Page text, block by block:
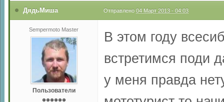
ДядьМиша Отправлено 04 Март 2013 - 04:03
Sempermoto Master
Пользователи
В этом году
встретимся поди
у меня правда